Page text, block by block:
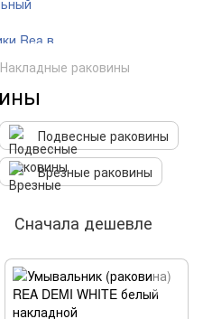
Накладные раковины
Подвесные раковины
Врезные раковины
Сначала дешевле